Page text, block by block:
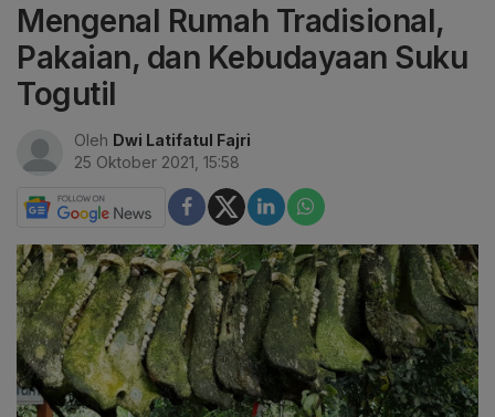
Mengenal Rumah Tradisional,
Pakaian, dan Kebudayaan Suku
Togutil
Oleh Dwi Latifatul Fajri
25 Oktober 2021, 15:58